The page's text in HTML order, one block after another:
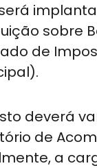
sobre
de
deverá
de
a